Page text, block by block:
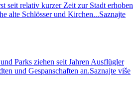
seit relativ kurzer Zeit zur Stadt erhoben
alte Schlösser und Kirchen...Saznajte
Parks ziehen seit Jahren Ausflügler
und Gespanschaften an.Saznajte više